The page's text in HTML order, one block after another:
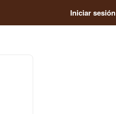
Iniciar sesión